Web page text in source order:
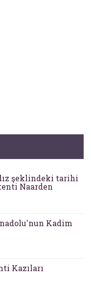
şeklindeki tarihi
Naarden
Kadim
Kazıları